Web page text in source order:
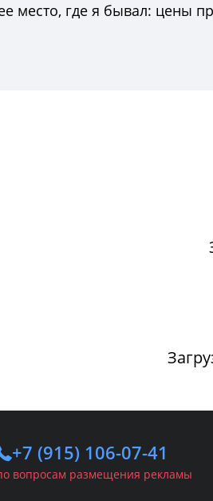
место, где я бывал: цены
+7 (915) 106-07-41
вопросам размещения рекламы